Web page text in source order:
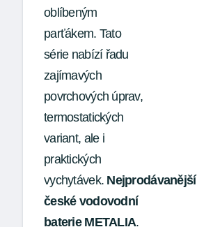
oblíbeným
parťákem. Tato
série nabízí řadu
zajímavých
povrchových úprav,
termostatických
variant, ale i
praktických
vychytávek. Nejprodávanější
české vodovodní
baterie METALIA.